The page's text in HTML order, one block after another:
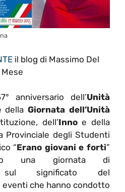
il blog di Massimo Del
Mese
anniversario dell’Unità
dellaGiornata dell’Unità
dell’Innoe della
Provinciale degli Studenti
“Erano giovani e forti”
una giornata di
sul significato del
eventi che hanno condotto